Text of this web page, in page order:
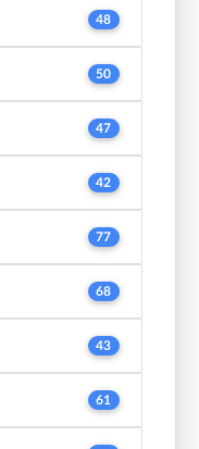
48
50
47
42
77
68
43
61